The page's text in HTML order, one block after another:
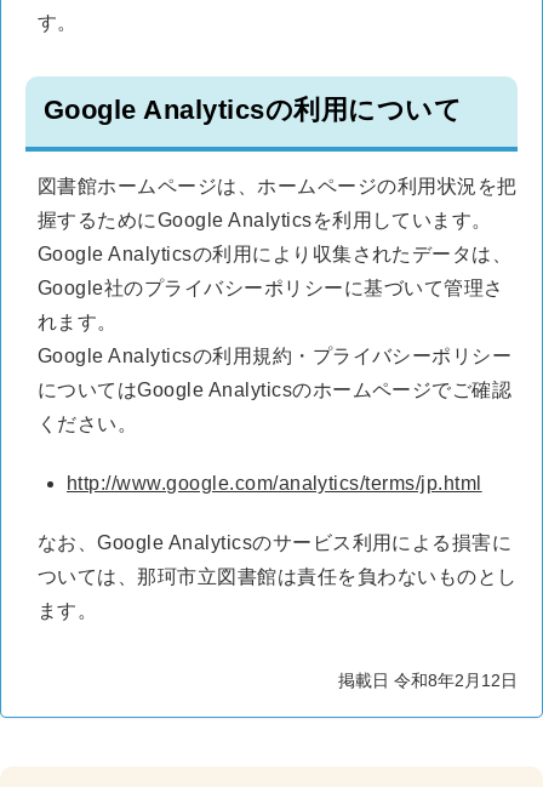
す。
Google Analyticsの利用について
図書館ホームページは、ホームページの利用状況を把
握するためにGoogle Analyticsを利用しています。
Google Analyticsの利用により収集されたデータは、
Google社のプライバシーポリシーに基づいて管理さ
れます。
Google Analyticsの利用規約・プライバシーポリシー
についてはGoogle Analyticsのホームページでご確認
ください。
http://www.google.com/analytics/terms/jp.html
なお、Google Analyticsのサービス利用による損害に
ついては、那珂市立図書館は責任を負わないものとし
ます。
掲載日 令和8年2月12日